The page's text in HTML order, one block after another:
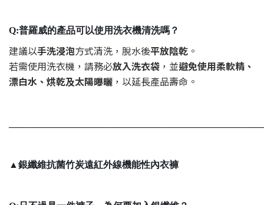
Q:普羅威的產品可以使用洗衣機清洗嗎？
建議以手洗浸泡方式清洗，脫水後平放陰乾 。
若需使用洗衣機，請務必放入洗衣袋 ，並避免使用柔軟精、
漂白水、烘乾及太陽曝曬 ，以延長產品壽命。
▲銀纖維抗菌竹炭遠紅外線機能性內衣褲